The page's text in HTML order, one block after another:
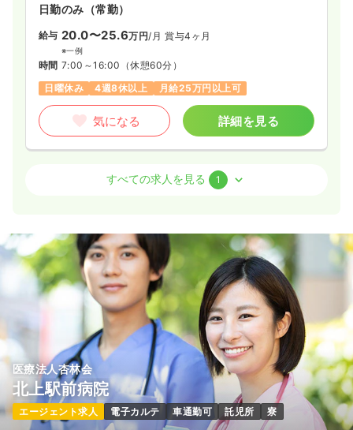
日勤のみ（常勤）
給与 20.0〜25.6万円/月 賞与4ヶ月
※一例
時間 7:00～16:00 （休憩60分）
日曜休み
4週8休以上 月給25万円以上可
気になる 詳細を見る
給与 21.4〜27.0万円 /月 賞与3ヶ月
※一例
時間 8:20～18:10（休憩110分）
月給27万円以上可
気になる 詳細を見る
すべての求人を見る 1
医療法人杏林会
北上駅前病院
エージェント求人 電子カルテ 車通勤可 託児所 寮